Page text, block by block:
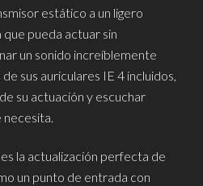
estático a un ligero
pueda actuar sin
un sonido increíblemente
sus auriculares IE 4 incluidos,
su actuación y escuchar
la actualización perfecta de
un punto de entrada con